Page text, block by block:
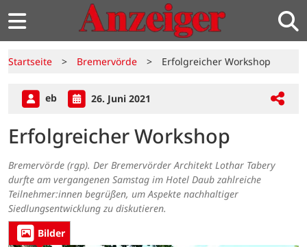
Startseite > Bremervörde > Erfolgreicher Workshop
eb 26. Juni 2021
Erfolgreicher Workshop
Bremervörde (rgp). Der Bremervörder Architekt Lothar Tabery
durfte am vergangenen Samstag im Hotel Daub zahlreiche
Teilnehmer:innen begrüßen, um Aspekte nachhaltiger
Siedlungsentwicklung zu diskutieren.
Bilder